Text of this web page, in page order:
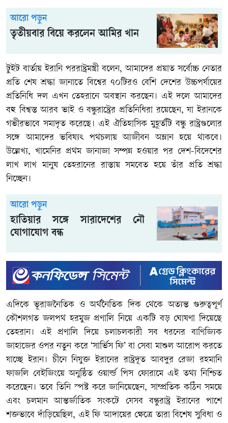
আরো পড়ুন
তৃতীয়বার বিয়ে করলেন আমির খান
টুইট বার্তায় ইরানি পররাষ্ট্রমন্ত্রী বলেন, আমাদের প্রয়াত সর্বোচ্চ নেতার
প্রতি শেষ শ্রদ্ধা জানাতে বিশ্বের ৭০টিরও বেশি দেশের উচ্চপর্যায়ের
প্রতিনিধি দল এখন তেহরানে অবস্থান করছেন। এই দলে আমাদের
বহু বিশ্বস্ত আরব ভাই ও বন্ধুরাষ্ট্রের প্রতিনিধিরা রয়েছেন, যা ইরানকে
গভীরভাবে সমাদৃত করেছে। এই ঐতিহাসিক মুহূর্তটি বন্ধু রাষ্ট্রগুলোর
সঙ্গে আমাদের ভবিষ্যৎ পথচলায় আজীবন অম্লান হয়ে থাকবে।
উল্লেখ্য, খামেনির প্রথম জানাজা সম্পন্ন হওয়ার পর দেশ-বিদেশের
লাখ লাখ মানুষ তেহরানের রাস্তায় সমবেত হয়ে তাঁর প্রতি শ্রদ্ধা
নিচ্ছেন।
আরো পড়ুন
হাতিয়ার সঙ্গে সারাদেশের নৌ
যোগাযোগ বন্ধ
এদিকে ভূরাজনৈতিক ও অর্থনৈতিক দিক থেকে অত্যন্ত গুরুত্বপূর্ণ
কৌশলগত জলপথ হরমুজ প্রণালি নিয়ে একটি বড় ঘোষণা দিয়েছে
তেহরান। এই প্রণালি দিয়ে চলাচলকারী সব ধরনের বাণিজ্যিক
জাহাজের ওপর নতুন করে ‘সার্ভিস ফি’ বা সেবা মাশুল আরোপ করতে
যাচ্ছে ইরান। চীনে নিযুক্ত ইরানের রাষ্ট্রদূত আবদুর রেজা রহমানি
ফাজলি বেইজিংয়ে অনুষ্ঠিত ওয়ার্ল্ড পিস ফোরামে এই তথ্য নিশ্চিত
করেছেন। তবে তিনি স্পষ্ট করে জানিয়েছেন, সাম্প্রতিক কঠিন সময়ে
এবং চলমান আন্তর্জাতিক সংকটে যেসব বন্ধুরাষ্ট্র ইরানের পাশে
শক্তভাবে দাঁড়িয়েছিল, এই ফি আদায়ের ক্ষেত্রে তারা বিশেষ সুবিধা ও